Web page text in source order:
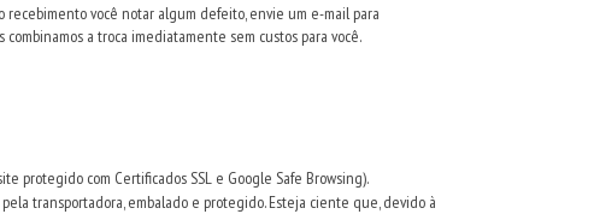
recebimento você notar algum defeito, envie um e-mail para
combinamos a troca imediatamente sem custos para você.
protegido com Certificados SSL e Google Safe Browsing).
transportadora, embalado e protegido. Esteja ciente que, devido à